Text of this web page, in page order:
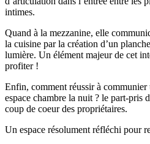
intimes.
Quand à la mezzanine, elle
la cuisine par la création d’un
lumière. Un élément majeur de cet
profiter !
Enfin, comment réussir à communier
espace chambre la nuit ? le part-pris
coup de coeur des propriétaires.
Un espace résolument réfléchi pour